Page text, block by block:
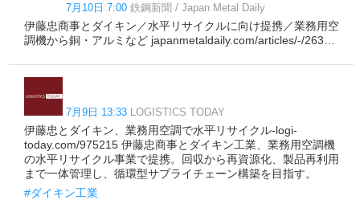
7月10日 7:00 鉄鋼新聞 / Japan Metal Daily
伊藤忠商事とダイキン／水平リサイクルに向け提携／業務用空
調機から銅・アルミなど japanmetaldaily.com/articles/-/263…
7月9日 13:33 LOGISTICS TODAY
伊藤忠とダイキン、業務用空調で水平リサイクル-logi-
today.com/975215 伊藤忠商事とダイキン工業、業務用空調機
の水平リサイクル事業で提携。回収から再資源化、製品再利用
まで一体管理し、循環型サプライチェーン構築を目指す。
#ダイキン工業